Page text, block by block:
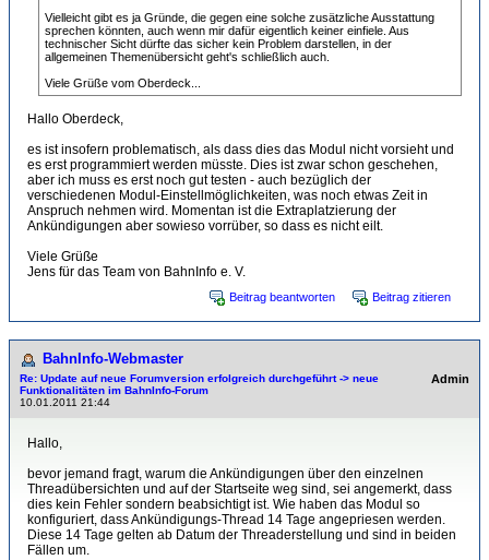
Vielleicht gibt es ja Gründe, die gegen eine solche zusätzliche Ausstattung
sprechen könnten, auch wenn mir dafür eigentlich keiner einfiele. Aus
technischer Sicht dürfte das sicher kein Problem darstellen, in der
allgemeinen Themenübersicht geht's schließlich auch.
Viele Grüße vom Oberdeck...
Hallo Oberdeck,
es ist insofern problematisch, als dass dies das Modul nicht vorsieht und
es erst programmiert werden müsste. Dies ist zwar schon geschehen,
aber ich muss es erst noch gut testen - auch bezüglich der
verschiedenen Modul-Einstellmöglichkeiten, was noch etwas Zeit in
Anspruch nehmen wird. Momentan ist die Extraplatzierung der
Ankündigungen aber sowieso vorrüber, so dass es nicht eilt.
Viele Grüße
Jens für das Team von BahnInfo e. V.
Beitrag beantworten Beitrag zitieren
BahnInfo-Webmaster
Re: Update auf neue Forumversion erfolgreich durchgeführt -> neue
Funktionalitäten im BahnInfo-Forum
10.01.2011 21:44
Admin
Hallo,
bevor jemand fragt, warum die Ankündigungen über den einzelnen
Threadübersichten und auf der Startseite weg sind, sei angemerkt, dass
dies kein Fehler sondern beabsichtigt ist. Wie haben das Modul so
konfiguriert, dass Ankündigungs-Thread 14 Tage angepriesen werden.
Diese 14 Tage gelten ab Datum der Threaderstellung und sind in beiden
Fällen um.